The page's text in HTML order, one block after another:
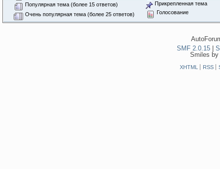
Популярная тема (более 15 ответов)
Очень популярная тема (более 25 ответов)
Прикрепленная тема
Голосование
SMF 2.0.15
Smiles
XHTML RSS